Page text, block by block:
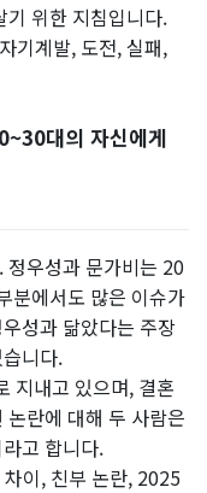
기 위한 지침입니다.
기계발, 도전, 실패,
대의 자신에게
정우성과 문가비는 20
분에서도 많은 이슈가
성과 닮았다는 주장
니다.
지내고 있으며, 결혼
란에 대해 두 사람은
고 합니다.
이, 친부 논란, 2025